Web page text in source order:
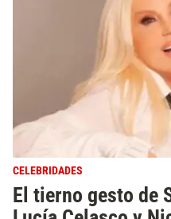
CELEBRIDADES
El tierno gesto de